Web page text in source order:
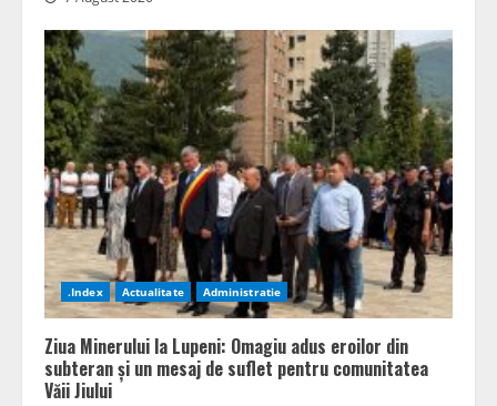
.Index Actualitate Administratie
Ziua Minerului la Lupeni: Omagiu adus eroilor din
subteran și un mesaj de suflet pentru comunitatea
Văii Jiului